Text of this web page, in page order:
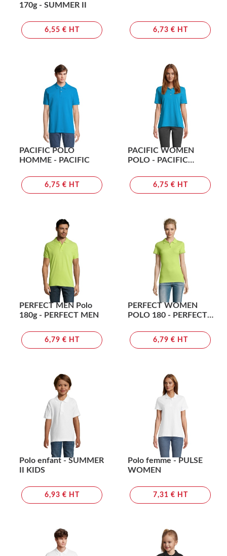
170g - SUMMER II
6,55 € HT 6,73 € HT
PACIFIC POLO
HOMME - PACIFIC
6,75 € HT
PACIFIC WOMEN
POLO - PACIFIC
6,75 € HT
PERFECT MEN Polo
180g - PERFECT MEN
6,79 € HT
PERFECT WOMEN
POLO 180 - PERFECT
6,79 € HT
Polo enfant - SUMMER
II KIDS
6,93 € HT
Polo femme - PULSE
WOMEN
7,31 € HT